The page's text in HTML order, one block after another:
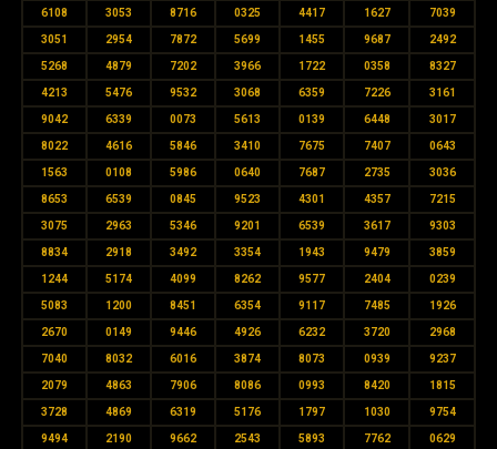
6108 3053 8716 0325 4417 1627 7039
3051 2954 7872 5699 1455 9687 2492
5268 4879 7202 3966 1722 0358 8327
4213 5476 9532 3068 6359 7226 3161
9042 6339 0073 5613 0139 6448 3017
8022 4616 5846 3410 7675 7407 0643
1563 0108 5986 0640 7687 2735 3036
8653 6539 0845 9523 4301 4357 7215
3075 2963 5346 9201 6539 3617 9303
8834 2918 3492 3354 1943 9479 3859
1244 5174 4099 8262 9577 2404 0239
5083 1200 8451 6354 9117 7485 1926
2670 0149 9446 4926 6232 3720 2968
7040 8032 6016 3874 8073 0939 9237
2079 4863 7906 8086 0993 8420 1815
3728 4869 6319 5176 1797 1030 9754
9494 2190 9662 2543 5893 7762 0629